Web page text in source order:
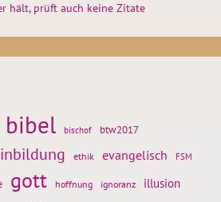
hält, prüft auch keine Zitate
bibel bischof btw2017
ethik evangelisch FSM
gott hoffnung ignoranz illusion